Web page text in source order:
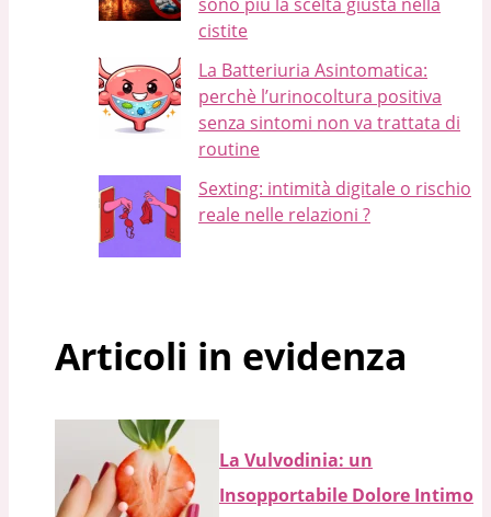
cistite
La Batteriuria Asintomatica:
perchè l’urinocoltura positiva
senza sintomi non va trattata di
routine
Sexting: intimità digitale o rischio
reale nelle relazioni ?
Articoli in evidenza
La Vulvodinia: un
Insopportabile Dolore Intimo